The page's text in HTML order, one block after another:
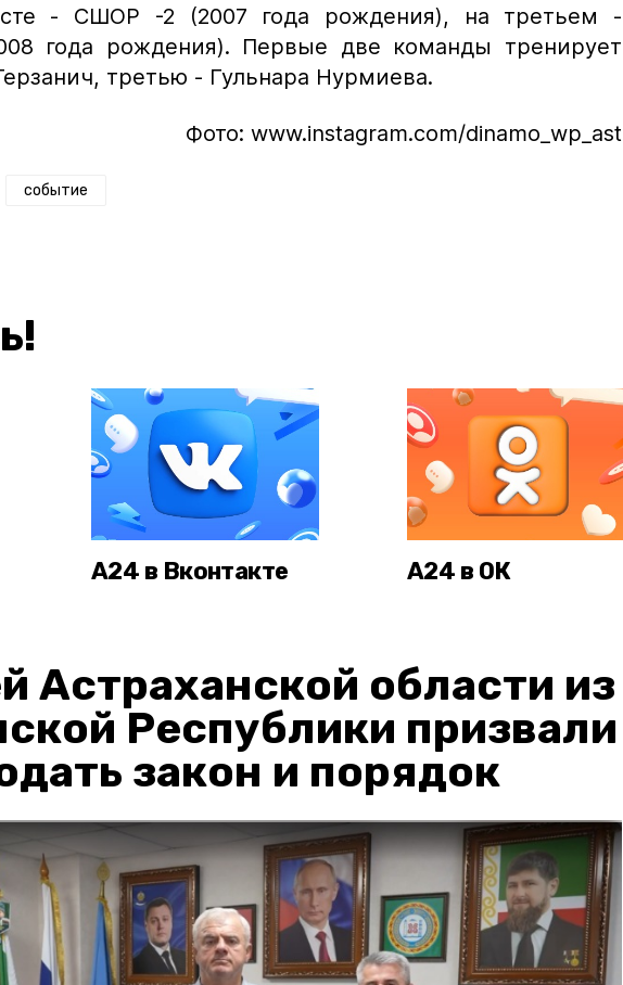
- СШОР -2 (2007 года рождения), на третьем -
года рождения). Первые две команды тренирует
третью - Гульнара Нурмиева.
Фото: www.instagram.com/dinamo_wp_ast
событие
А24 в Вконтакте А24 в ОК
Астраханской области из
Республики призвали
закон и порядок